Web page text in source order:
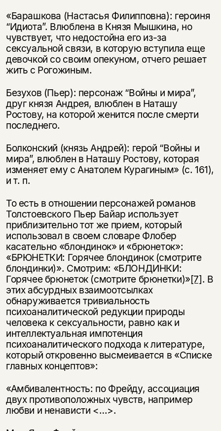
«Барашкова (Настасья Филипповна): героиня
“Идиота”. Влюблена в Князя Мышкина, но
чувствует, что недостойна его из-за
сексуальной связи, в которую вступила еще
девочкой со своим опекуном, отчего решает
жить с Рогожиным.
Безухов (Пьер): персонаж “Войны и мира”,
друг князя Андрея, влюблен в Наташу
Ростову, на которой женится после смерти
последнего.
Болконский (князь Андрей): герой “Войны и
мира”, влюблен в Наташу Ростову, которая
изменяет ему с Анатолем Курагиным» (с. 161),
и т. п.
То есть в отношении персонажей романов
Толстоевского Пьер Байар использует
приблизительно тот же прием, который
использовал в своем словаре Флобер
касательно «блондинок» и «брюнеток»:
«БРЮНЕТКИ: Горячее блондинок (смотрите
блондинки)». Смотрим: «БЛОНДИНКИ:
Горячее брюнеток (смотрите брюнетки)»[7]. В
этих абсурдных взаимоотсылках
обнаруживается тривиальность
психоаналитической редукции природы
человека к сексуальности, равно как и
интеллектуальная импотенция
психоаналитического подхода к литературе,
который откровенно высмеивается в «Списке
главных концептов»:
«Амбивалентность: по Фрейду, ассоциация
двух противоположных чувств, например
любви и ненависти <…>.